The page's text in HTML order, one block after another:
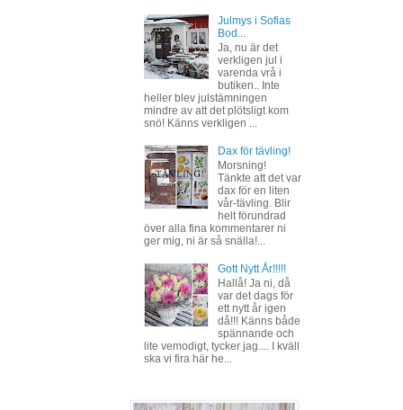
Julmys i Sofias
Bod...
Ja, nu är det
verkligen jul i
varenda vrå i
butiken.. Inte
heller blev julstämningen
mindre av att det plötsligt kom
snö! Känns verkligen ...
Dax för tävling!
Morsning!
Tänkte att det var
dax för en liten
vår-tävling. Blir
helt förundrad
över alla fina kommentarer ni
ger mig, ni är så snälla!...
Gott Nytt År!!!!!
Hallå! Ja ni, då
var det dags för
ett nytt år igen
då!!! Känns både
spännande och
lite vemodigt, tycker jag.... I kväll
ska vi fira här he...